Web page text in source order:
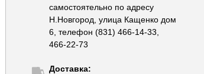
самостоятельно по адресу
Н.Новгород, улица Кащенко дом
6, телефон (831) 466-14-33,
466-22-73
Доставка: